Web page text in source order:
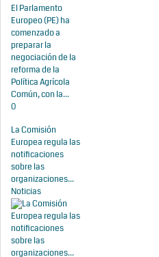
El Parlamento
Europeo (PE) ha
comenzado a
preparar la
negociación de la
reforma de la
Política Agrícola
Común, con la...
0
La Comisión
Europea regula las
notificaciones
sobre las
organizaciones...
Noticias